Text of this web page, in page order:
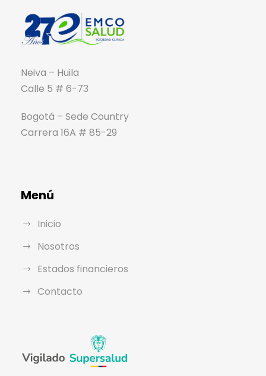
Neiva – Huila
Calle 5 # 6-73
Bogotá – Sede Country
Carrera 16A # 85-29
Menú
Inicio
Nosotros
Estados financieros
Contacto